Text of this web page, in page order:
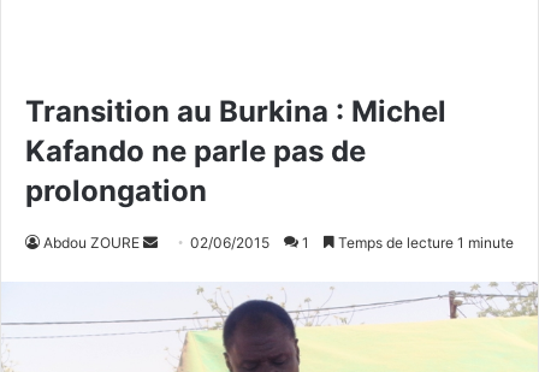
Transition au Burkina : Michel
Kafando ne parle pas de
prolongation
Abdou ZOURE
o
02/06/2015 1 Temps de lecture 1 minute